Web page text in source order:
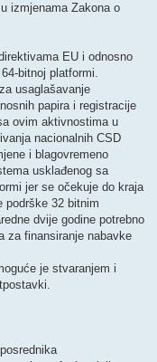
izmjenama Zakona o
EU i odnosno
bitnoj platformi.
usaglašavanje
papira i registracije
ovim aktivnostima u
nacionalnih CSD
i blagovremeno
usklađenog sa
jer se očekuje do kraja
podrške 32 bitnim
dvije godine potrebno
za finansiranje nabavke
je stvaranjem i